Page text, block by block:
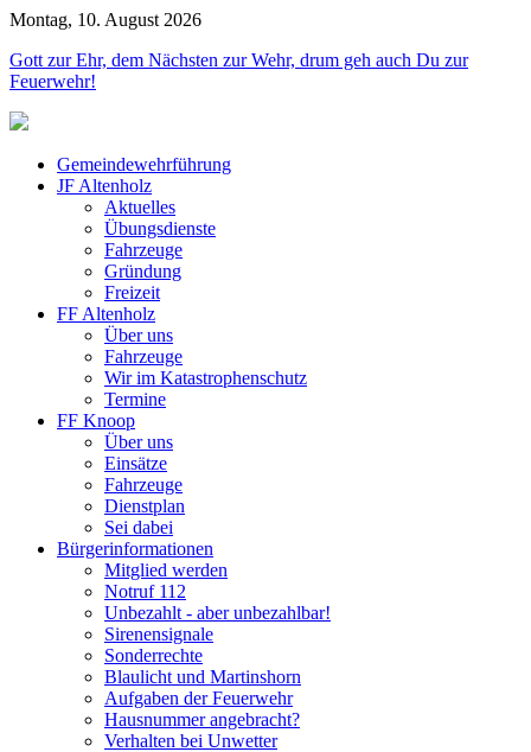
Montag, 10. August 2026
Gott zur Ehr, dem Nächsten zur Wehr, drum geh auch Du zur
Feuerwehr!
Gemeindewehrführung
JF Altenholz
Aktuelles
Übungsdienste
Fahrzeuge
Gründung
Freizeit
FF Altenholz
Über uns
Fahrzeuge
Wir im Katastrophenschutz
Termine
FF Knoop
Über uns
Einsätze
Fahrzeuge
Dienstplan
Sei dabei
Bürgerinformationen
Mitglied werden
Notruf 112
Unbezahlt - aber unbezahlbar!
Sirenensignale
Sonderrechte
Blaulicht und Martinshorn
Aufgaben der Feuerwehr
Hausnummer angebracht?
Verhalten bei Unwetter